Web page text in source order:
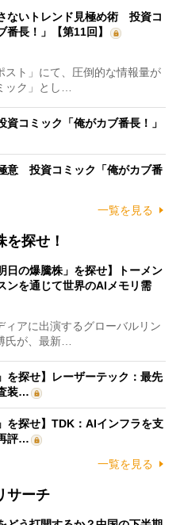
ないトレンド見極め術 投資コ
番長！」【第11回】
ト」にて、圧倒的な情報量が
ック」とし…
コミック「俺がカブ番長！」
意 投資コミック「俺がカブ番
一覧を見る
探せ！
日の爆騰株」を探せ】トーメン
ンを通じて世界のAIメモリ需
アに出演するグローバルリン
氏が、最新…
を探せ】レーザーテック：最先
装…
を探せ】TDK：AIインフラを支
評…
一覧を見る
サーチ